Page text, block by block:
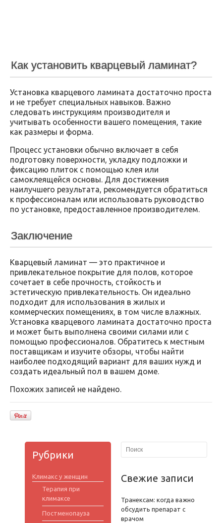
Как установить кварцевый ламинат?
Установка кварцевого ламината достаточно проста
и не требует специальных навыков. Важно
следовать инструкциям производителя и
учитывать особенности вашего помещения, такие
как размеры и форма.
Процесс установки обычно включает в себя
подготовку поверхности, укладку подложки и
фиксацию плиток с помощью клея или
самоклеящейся основы. Для достижения
наилучшего результата, рекомендуется обратиться
к профессионалам или использовать руководство
по установке, предоставленное производителем.
Заключение
Кварцевый ламинат — это практичное и
привлекательное покрытие для полов, которое
сочетает в себе прочность, стойкость и
эстетическую привлекательность. Он идеально
подходит для использования в жилых и
коммерческих помещениях, в том числе влажных.
Установка кварцевого ламината достаточно проста
и может быть выполнена своими силами или с
помощью профессионалов. Обратитесь к местным
поставщикам и изучите обзоры, чтобы найти
наиболее подходящий вариант для ваших нужд и
создать идеальный пол в вашем доме.
Похожих записей не найдено.
Рубрики
Климакс у женщин
Терапия при
климаксе
Постменопауза
Свежие записи
Транексам: когда важно
обсудить препарат с
врачом